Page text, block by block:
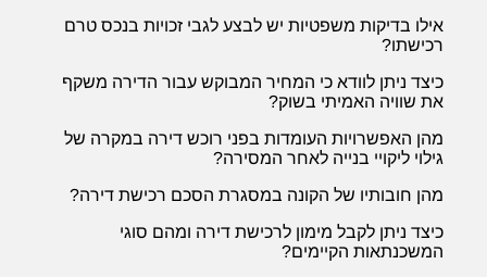
אילו בדיקות משפטיות יש לבצע לגבי זכויות בנכס טרם
רכישתו?
כיצד ניתן לוודא כי המחיר המבוקש עבור הדירה משקף
את שוויה האמיתי בשוק?
מהן האפשרויות העומדות בפני רוכש דירה במקרה של
גילוי ליקויי בנייה לאחר המסירה?
מהן חובותיו של הקונה במסגרת הסכם רכישת דירה?
כיצד ניתן לקבל מימון לרכישת דירה ומהם סוגי
המשכנתאות הקיימים?